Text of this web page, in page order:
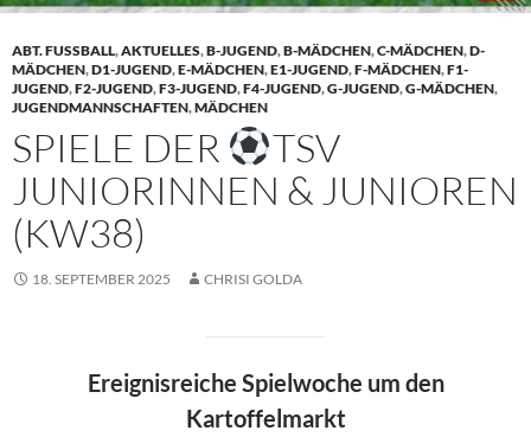
ABT. FUSSBALL ,AKTUELLES,B-JUGEND,B-MÄDCHEN,C-MÄDCHEN,D-
MÄDCHEN,D1-JUGEND,E-MÄDCHEN,E1-JUGEND,F-MÄDCHEN,F1-
JUGEND,F2-JUGEND,F3-JUGEND,F4-JUGEND,G-JUGEND,G-MÄDCHEN,
JUGENDMANNSCHAFTEN,MÄDCHEN
SPIELE DER
TSV
JUNIORINNEN & JUNIOREN
(KW38)
18. SEPTEMBER 2025 CHRISI GOLDA
Ereignisreiche Spielwoche um den
Kartoffelmarkt